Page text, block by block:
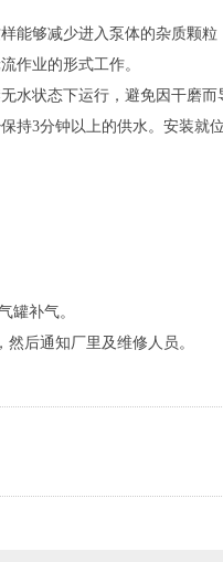
能够减少进入泵体的杂质颗粒
作业的形式工作。
水状态下运行，避免因干磨而
持3分钟以上的供水。安装就
罐补气。
后通知厂里及维修人员。